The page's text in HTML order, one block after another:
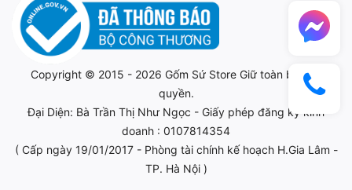
Copyright © 2015 - 2026 Gốm Sứ StoreGiữ toàn bộ bản
quyền.
Đại Diện: Bà Trần Thị Như Ngọc - Giấy phép đăng ký kinh
doanh : 0107814354
( Cấp ngày 19/01/2017 - Phòng tài chính kế hoạch H.Gia Lâm -
TP. Hà Nội )